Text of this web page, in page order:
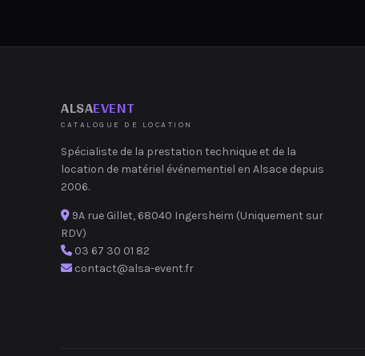
ALSAEVENT
CATALOGUE DE LOCATION
Spécialiste de la prestation technique et de la
location de matériel événementiel en Alsace depuis
2006.
9A rue Gillet, 68040 Ingersheim (Uniquement sur
RDV)
03 67 30 01 82
contact@alsa-event.fr